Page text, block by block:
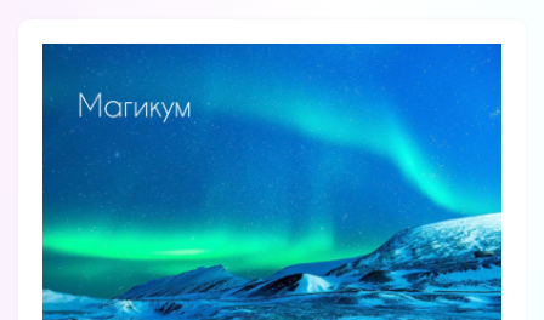
помощью которой можно получать
информацию во снах с первых дней.
Скачайте приложение, чтобы получить
доступ:
Скачать
Наши форумы